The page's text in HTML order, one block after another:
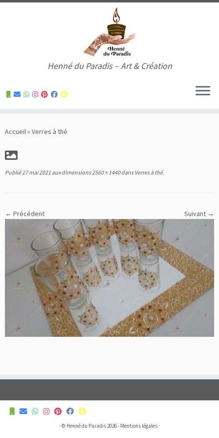
to
Henné du Paradis – Art & Création
Accueil» Verres à thé
Publié27 mai 2021 aux dimensions2560 × 1440dansVerres à thé.
← Précédent Suivant →
· © Henné du Paradis 2026 - Mentions légales ·